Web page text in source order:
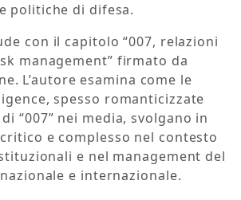
politiche di difesa.
con il capitolo “007, relazioni
management” firmato da
L’autore esamina come le
spesso romanticizzate
“007” nei media, svolgano in
e complesso nel contesto
e nel management del
e internazionale.